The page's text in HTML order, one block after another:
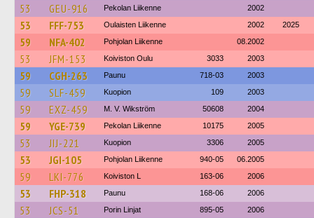
53 GEU-916 Pekolan Liikenne 2002
53 FFF-753 Oulaisten Liikenne 2002 2025
59 NFA-402 Pohjolan Liikenne 08.2002
53 JFM-153 Koiviston Oulu 3033 2003
59 CGH-263 Paunu 718-03 2003
59 SLF-459 Kuopion 109 2003
59 EXZ-459 M. V. Wikström 50608 2004
59 YGE-739 Pekolan Liikenne 10175 2005
53 JIJ-221 Kuopion 3306 2005
53 JGI-105 Pohjolan Liikenne 940-05 06.2005
59 LKI-776 Koiviston L 163-06 2006
53 FHP-318 Paunu 168-06 2006
53 JCS-51 Porin Linjat 895-05 2006